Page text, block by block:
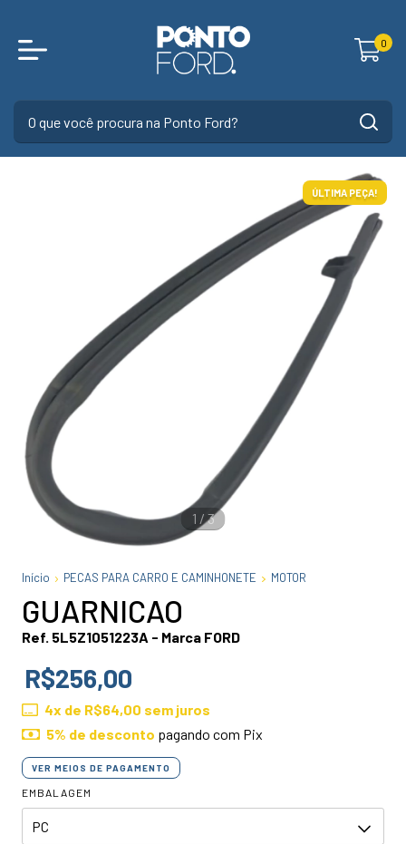
0
ÚLTIMA PEÇA!
1 /3
Início PECAS PARA CARRO E CAMINHONETE MOTOR
GUARNICAO
Ref. 5L5Z1051223A - Marca FORD
R$256,00
4x de R$64,00 sem juros
5% de desconto pagando com Pix
VER MEIOS DE PAGAMENTO
EMBALAGEM